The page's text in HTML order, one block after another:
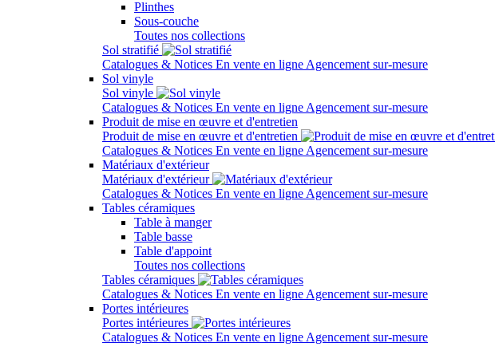
Plinthes
Sous-couche
Toutes nos collections
Sol stratifié
Catalogues & Notices En vente en ligne Agencement sur-mesure
Sol vinyle
Sol vinyle
Catalogues & Notices En vente en ligne Agencement sur-mesure
Produit de mise en œuvre et d'entretien
Produit de mise en œuvre et d'entretien
Catalogues & Notices En vente en ligne Agencement sur-mesure
Matériaux d'extérieur
Matériaux d'extérieur
Catalogues & Notices En vente en ligne Agencement sur-mesure
Tables céramiques
Table à manger
Table basse
Table d'appoint
Toutes nos collections
Tables céramiques
Catalogues & Notices En vente en ligne Agencement sur-mesure
Portes intérieures
Portes intérieures
Catalogues & Notices En vente en ligne Agencement sur-mesure